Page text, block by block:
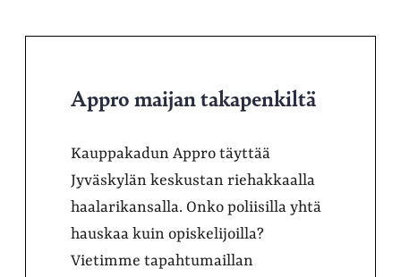
Appro maijan takapenkiltä
Kauppakadun Appro täyttää
Jyväskylän keskustan riehakkaalla
haalarikansalla. Onko poliisilla yhtä
hauskaa kuin opiskelijoilla?
Vietimme tapahtumaillan